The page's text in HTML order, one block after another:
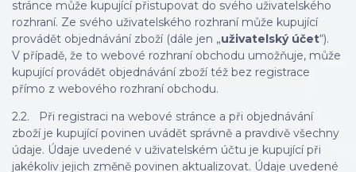
stránce může kupující přistupovat do svého uživatelského
rozhraní. Ze svého uživatelského rozhraní může kupující
provádět objednávání zboží (dále jen „uživatelský účet“).
V případě, že to webové rozhraní obchodu umožňuje, může
kupující provádět objednávání zboží též bez registrace
přímo z webového rozhraní obchodu.
2.2. Při registraci na webové stránce a při objednávání
zboží je kupující povinen uvádět správně a pravdivě všechny
údaje. Údaje uvedené v uživatelském účtu je kupující při
jakékoliv jejich změně povinen aktualizovat. Údaje uvedené